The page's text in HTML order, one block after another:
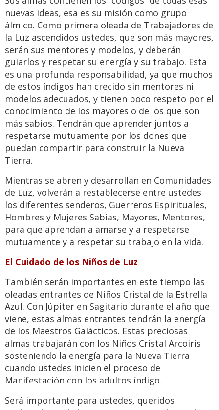
nuevas ideas, esa es su misión como grupo
álmico. Como primera oleada de Trabajadores de
la Luz ascendidos ustedes, que son más mayores,
serán sus mentores y modelos, y deberán
guiarlos y respetar su energía y su trabajo. Esta
es una profunda responsabilidad, ya que muchos
de estos índigos han crecido sin mentores ni
modelos adecuados, y tienen poco respeto por el
conocimiento de los mayores o de los que son
más sabios. Tendrán que aprender juntos a
respetarse mutuamente por los dones que
puedan compartir para construir la Nueva
Tierra.
Mientras se abren y desarrollan en Comunidades
de Luz, volverán a restablecerse entre ustedes
los diferentes senderos, Guerreros Espirituales,
Hombres y Mujeres Sabias, Mayores, Mentores,
para que aprendan a amarse y a respetarse
mutuamente y a respetar su trabajo en la vida.
El Cuidado de los Niños de Luz
También serán importantes en este tiempo las
oleadas entrantes de Niños Cristal de la Estrella
Azul. Con Júpiter en Sagitario durante el año que
viene, estas almas entrantes tendrán la energía
de los Maestros Galácticos. Estas preciosas
almas trabajarán con los Niños Cristal Arcoiris
sosteniendo la energía para la Nueva Tierra
cuando ustedes inicien el proceso de
Manifestación con los adultos índigo.
Será importante para ustedes, queridos